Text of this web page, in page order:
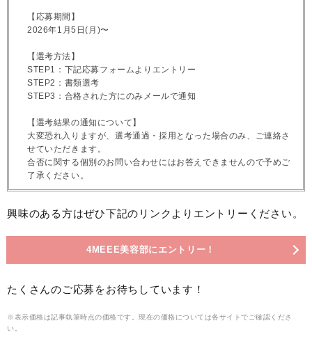
【応募期間】
2026年1月5日(月)〜
【選考方法】
STEP1：下記応募フォームよりエントリー
STEP2：書類選考
STEP3：合格された方にのみメールで通知
【選考結果の通知について】
大変恐れ入りますが、選考通過・採用となった場合のみ、ご連絡さ
せていただきます。
合否に関する個別のお問い合わせにはお答えできませんので予めご
了承ください。
興味のある方はぜひ下記のリンクよりエントリーください。
4MEEE美容部にエントリー！
たくさんのご応募をお待ちしています！
※表示価格は記事執筆時点の価格です。現在の価格については各サイトでご確認くださ
い。